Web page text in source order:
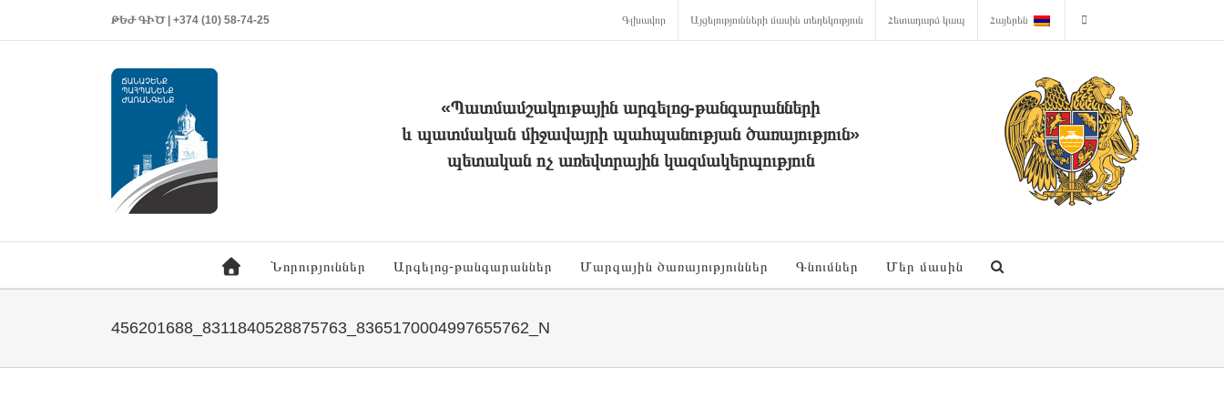
ԹԵԺ ԳԻԾ | +374 (10) 58-74-25 Գլխավոր Այցելությունների մասին տեղեկություն Հետադարձ կապ Հայերեն
«Պատմամշակութային արգելոց-թանգարանների
և պատմական միջավայրի պահպանության ծառայություն»
պետական ոչ առեվտրային կազմակերպություն
Նորություններ Արգելոց-թանգարաններ Մարզային ծառայություններ Գնումներ Մեր մասին
456201688_8311840528875763_8365170004997655762_N